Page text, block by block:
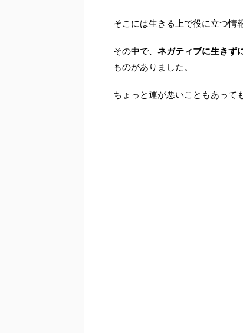
そこには生きる上で役に立つ情
その中で、 ネガティブに生きず
ものがありました。
ちょっと運が悪いこともあって